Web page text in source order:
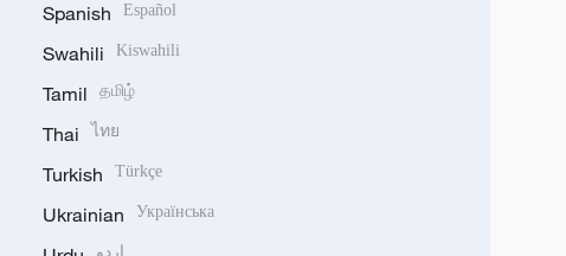
Spanish Español
Swahili Kiswahili
Tamil தமிழ்
Thai ไทย
Turkish Türkçe
Ukrainian Українська
اردو